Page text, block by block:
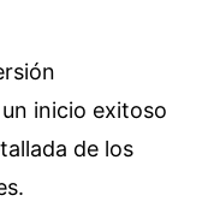
inicio exitoso
de los